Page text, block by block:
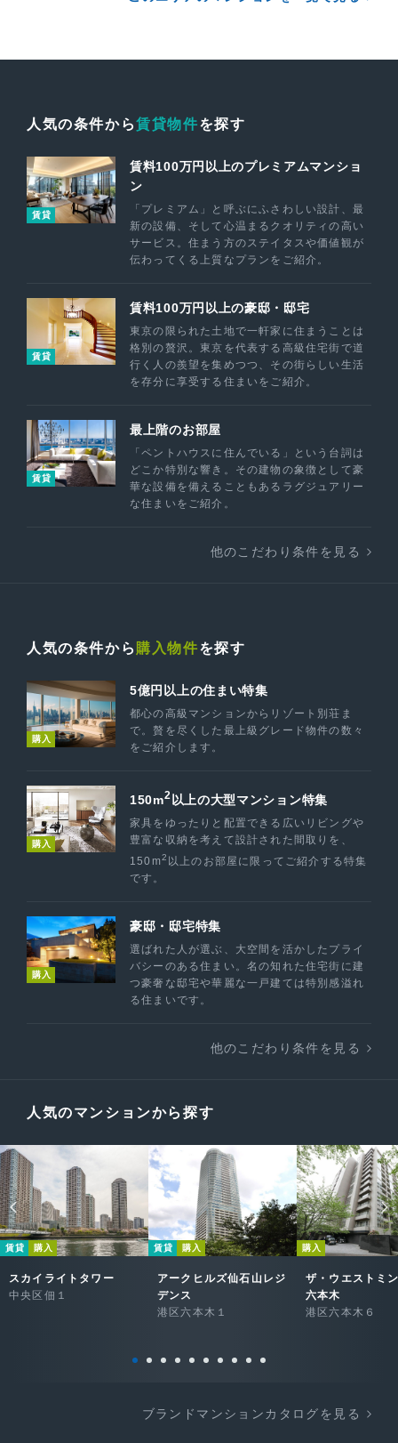
人気の条件から賃貸物件を探す
賃貸
賃料100万円以上のプレミアムマンショ
ン
「プレミアム」と呼ぶにふさわしい設計、最
新の設備、そして心温まるクオリティの高い
サービス。住まう方のステイタスや価値観が
伝わってくる上質なプランをご紹介。
賃貸
賃料100万円以上の豪邸・邸宅
東京の限られた土地で一軒家に住まうことは
格別の贅沢。東京を代表する高級住宅街で道
行く人の羨望を集めつつ、その街らしい生活
を存分に享受する住まいをご紹介。
賃貸
最上階のお部屋
「ペントハウスに住んでいる」という台詞は
どこか特別な響き。その建物の象徴として豪
華な設備を備えることもあるラグジュアリー
な住まいをご紹介。
他のこだわり条件を見る
人気の条件から 購入物件を探す
購入
5億円以上の住まい特集
都心の高級マンションからリゾート別荘ま
で。贅を尽くした最上級グレード物件の数々
をご紹介します。
購入
150m2 以上の大型マンション特集
家具をゆったりと配置できる広いリビングや
豊富な収納を考えて設計された間取りを、
150m2 以上のお部屋に限ってご紹介する特集
です。
購入
豪邸・邸宅特集
選ばれた人が選ぶ、大空間を活かしたプライ
バシーのある住まい。名の知れた住宅街に建
つ豪奢な邸宅や華麗な一戸建ては特別感溢れ
る住まいです。
他のこだわり条件を見る
人気のマンションから探す
賃貸 購入
スカイライトタワー
中央区佃１
賃貸 購入
アークヒルズ仙石山レジ
デンス
港区六本木１
購入
ザ・ウエストミ
六本木
港区六本木６
ブランドマンションカタログを見る